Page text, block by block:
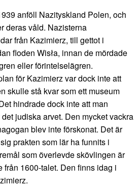
anföll Nazityskland Polen, och
deras våld. Nazisterna
från Kazimierz, till gettot i
floden Wisła, innan de mördade
eller förintelselägren.
för Kazimierz var dock inte att
skulle stå kvar som ett museum
hindrade dock inte att man
judiska arvet. Den mycket vackra
blev inte förskonat. Det är
prakten som lär ha funnits i
som överlevde skövlingen är
1600-talet. Den finns idag i